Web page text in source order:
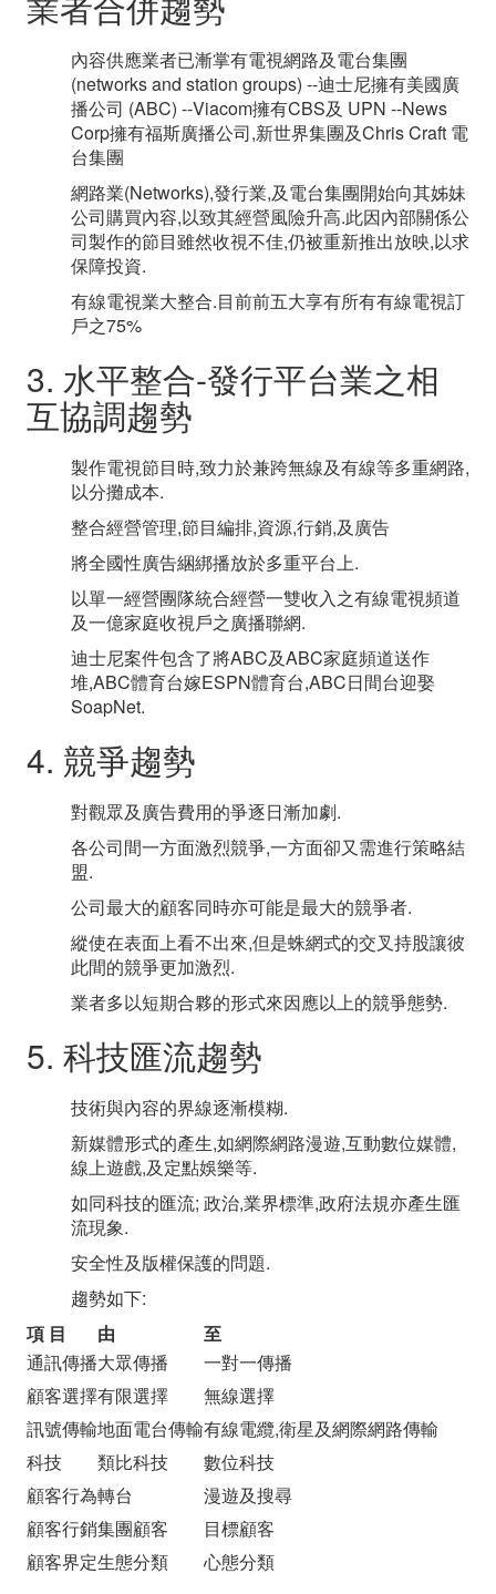
內容供應業者已漸掌有電視網路及電台集團
(networks and station groups) --迪士尼擁有美國廣
播公司 (ABC) --Viacom擁有CBS及 UPN --News
Corp擁有福斯廣播公司,新世界集團及Chris Craft 電
台集團
網路業(Networks),發行業,及電台集團開始向其姊妹
公司購買內容,以致其經營風險升高.此因內部關係公
司製作的節目雖然收視不佳,仍被重新推出放映,以求
保障投資.
有線電視業大整合.目前前五大享有所有有線電視訂
戶之75%
3. 水平整合-發行平台業之相
互協調趨勢
製作電視節目時,致力於兼跨無線及有線等多重網路,
以分攤成本.
整合經營管理,節目編排,資源,行銷,及廣告
將全國性廣告綑綁播放於多重平台上.
以單一經營團隊統合經營一雙收入之有線電視頻道
及一億家庭收視戶之廣播聯網.
迪士尼案件包含了將ABC及ABC家庭頻道送作
堆,ABC體育台嫁ESPN體育台,ABC日間台迎娶
SoapNet.
4. 競爭趨勢
對觀眾及廣告費用的爭逐日漸加劇.
各公司間一方面激烈競爭,一方面卻又需進行策略結
盟.
公司最大的顧客同時亦可能是最大的競爭者.
縱使在表面上看不出來,但是蛛網式的交叉持股讓彼
此間的競爭更加激烈.
業者多以短期合夥的形式來因應以上的競爭態勢.
5. 科技匯流趨勢
技術與內容的界線逐漸模糊.
新媒體形式的產生,如網際網路漫遊,互動數位媒體,
線上遊戲,及定點娛樂等.
如同科技的匯流; 政治,業界標準,政府法規亦產生匯
流現象.
安全性及版權保護的問題.
趨勢如下:
項 目
由
至
通訊傳播大眾傳播
一對一傳播
顧客選擇有限選擇
無線選擇
訊號傳輸地面電台傳輸有線電纜,衛星及網際網路傳輸
科技
類比科技
數位科技
顧客行為轉台
漫遊及搜尋
顧客行銷集團顧客
目標顧客
顧客界定生態分類 心態分類